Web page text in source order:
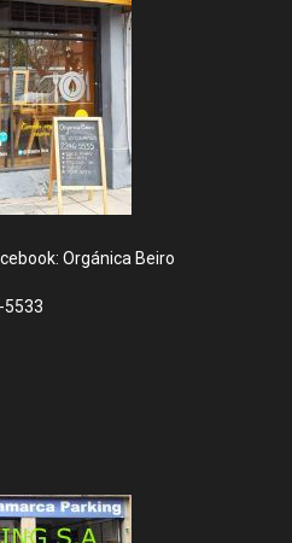
Orgánica Beiro
5533